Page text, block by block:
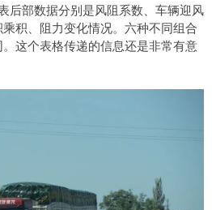
后部数据分别是风阻系数、车辆迎风
积、阻力变化情况。六种不同组合
这个表格传递的信息还是非常有意